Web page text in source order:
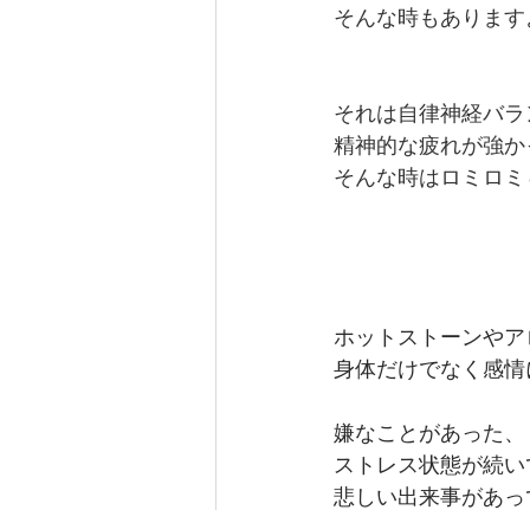
そんな時もありま
それは自律神経バ
精神的な疲れが強
そんな時はロミロ
ホットストーンや
身体だけでなく感
嫌なことがあった、
ストレス状態が続
悲しい出来事があ